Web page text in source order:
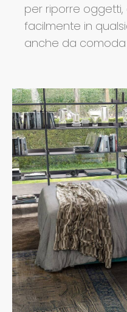
per riporre
facilmente in
anche da